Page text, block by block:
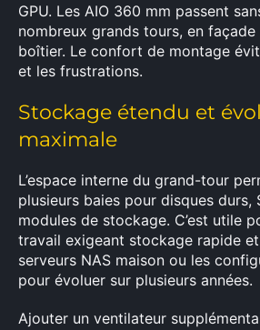
GPU. Les AIO 360 mm passent
nombreux grands tours, en façade
boîtier. Le confort de montage
et les frustrations.
Stockage étendu et
maximale
L’espace interne du grand-tour
plusieurs baies pour disques durs,
modules de stockage. C’est utile
travail exigeant stockage rapide
serveurs NAS maison ou les
pour évoluer sur plusieurs années.
Ajouter un ventilateur